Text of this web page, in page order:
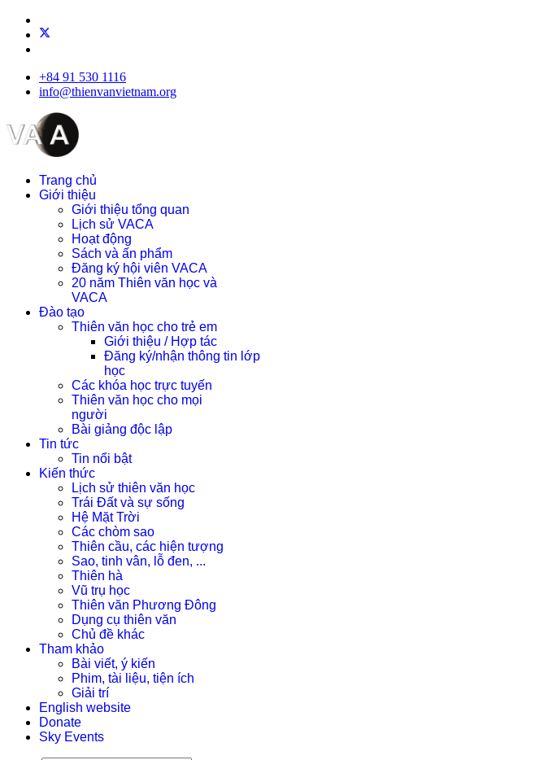
+84 91 530 1116
info@thienvanvietnam.org
Trang chủ
Giới thiệu
Giới thiệu tổng quan
Lịch sử VACA
Hoạt động
Sách và ấn phẩm
Đăng ký hội viên VACA
20 năm Thiên văn học và
VACA
Đào tạo
Thiên văn học cho trẻ em
Giới thiệu / Hợp tác
Đăng ký/nhận thông tin lớp
học
Các khóa học trực tuyến
Thiên văn học cho mọi
người
Bài giảng độc lập
Tin tức
Tin nổi bật
Kiến thức
Lịch sử thiên văn học
Trái Đất và sự sống
Hệ Mặt Trời
Các chòm sao
Thiên cầu, các hiện tượng
Sao, tinh vân, lỗ đen, ...
Thiên hà
Vũ trụ học
Thiên văn Phương Đông
Dụng cụ thiên văn
Chủ đề khác
Tham khảo
Bài viết, ý kiến
Phim, tài liệu, tiện ích
Giải trí
English website
Donate
Sky Events